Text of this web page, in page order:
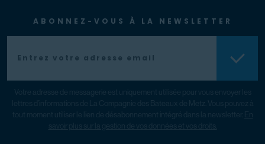
ABONNEZ-VOUS À LA NEWSLETTER